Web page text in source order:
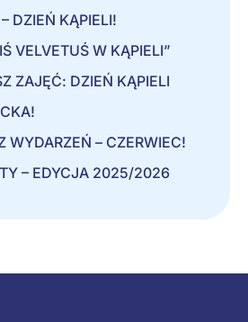
DZIEŃ KĄPIELI!
VELVETUŚ W KĄPIELI”
ZAJĘĆ: DZIEŃ KĄPIELI
WYDARZEŃ – CZERWIEC!
– EDYCJA 2025/2026